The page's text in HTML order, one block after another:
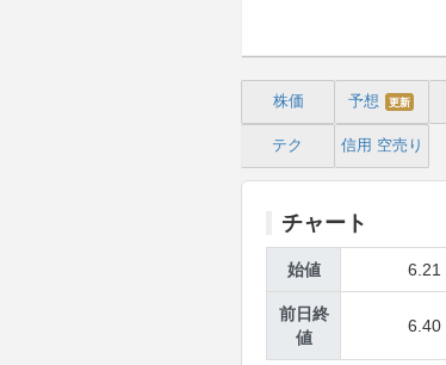
株価 予想 更新
テク 信用 空売り
チャート
始値 6.21
前日終
値
6.40